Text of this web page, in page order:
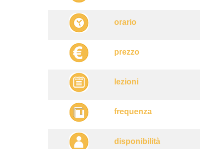
orario
prezzo
lezioni
frequenza
disponibilità